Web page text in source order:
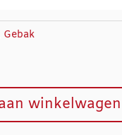
Gebak
winkelwagen